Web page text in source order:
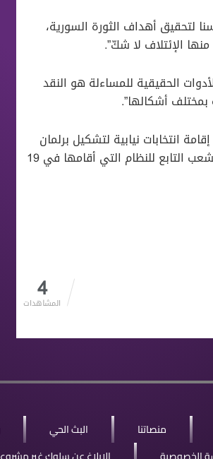
لتحقيق أهداف الثورة السورية،
الإئتلاف لا شكّ”.
الحقيقية للمساءلة هو النقد
بمختلف أشكالها”.
انتخابات نيابية لتشكيل برلمان
سوري حر افتراضي بشكل رمزي، كخطوة احتجاجية على انتخابات مجلس الشعب التابع للنظام التي أقامها في 19
4
المشاهدات
منصاتنا البث الحي